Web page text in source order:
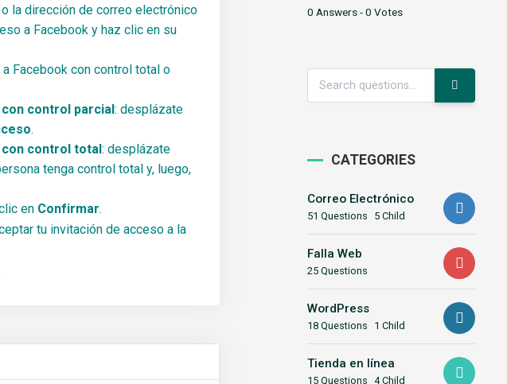
la dirección de correo electrónico
a Facebook y haz clic en su
Facebook con control total o
control parcial : desplázate
.
control total : desplázate
tenga control total y, luego,
en Confirmar.
tu invitación de acceso a la
0 Answers - 0 Votes
CATEGORIES
Correo Electrónico
51 Questions 5 Child
Falla Web
25 Questions
WordPress
18 Questions 1 Child
Tienda en línea
15 Questions 4 Child